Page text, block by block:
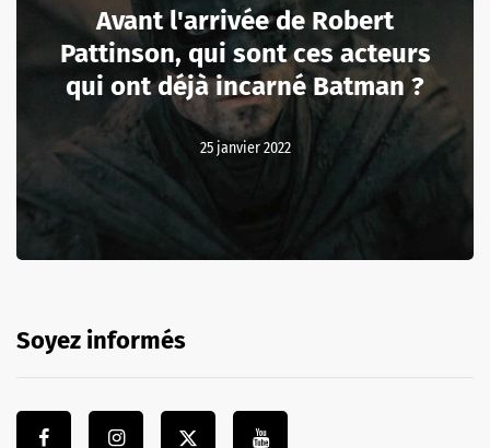
Avant l'arrivée de Robert
Pattinson, qui sont ces acteurs
qui ont déjà incarné Batman ?
25 janvier 2022
Soyez informés